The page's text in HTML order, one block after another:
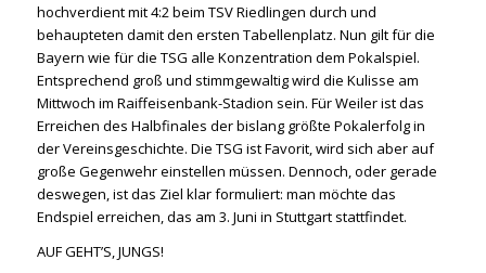
hochverdient mit 4:2 beim TSV Riedlingen durch und
behaupteten damit den ersten Tabellenplatz. Nun gilt für die
Bayern wie für die TSG alle Konzentration dem Pokalspiel.
Entsprechend groß und stimmgewaltig wird die Kulisse am
Mittwoch im Raiffeisenbank-Stadion sein. Für Weiler ist das
Erreichen des Halbfinales der bislang größte Pokalerfolg in
der Vereinsgeschichte. Die TSG ist Favorit, wird sich aber auf
große Gegenwehr einstellen müssen. Dennoch, oder gerade
deswegen, ist das Ziel klar formuliert: man möchte das
Endspiel erreichen, das am 3. Juni in Stuttgart stattfindet.
AUF GEHT’S, JUNGS!